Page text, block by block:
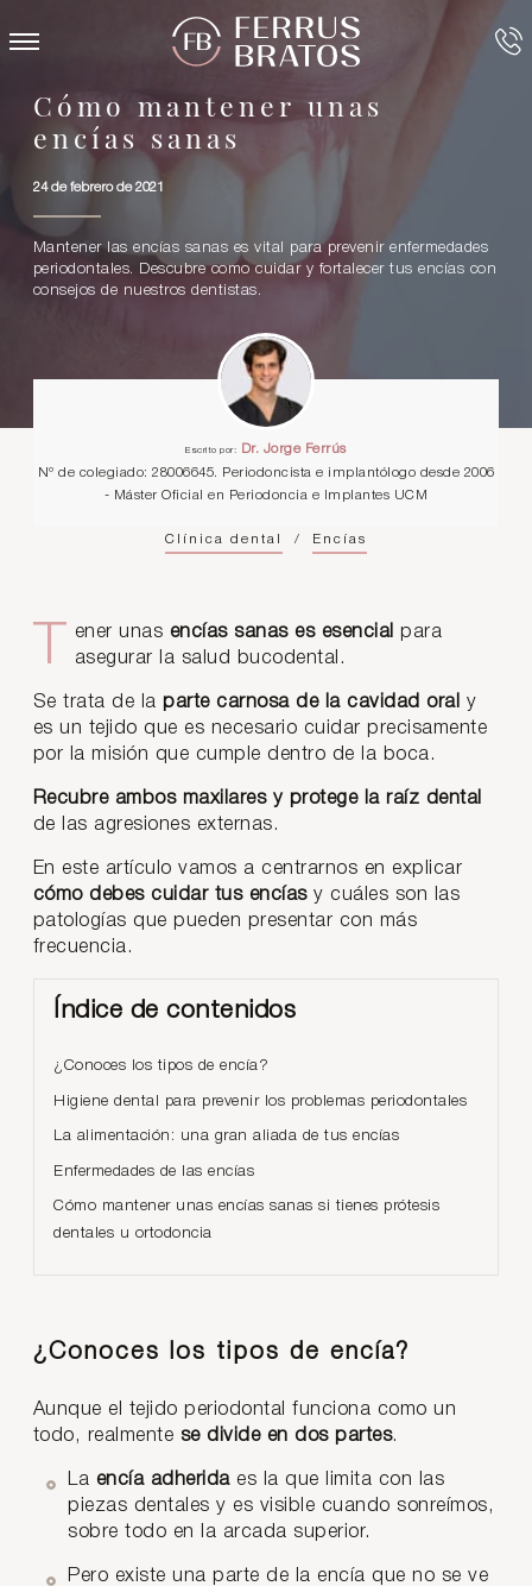
Cómo mantener unas
encías sanas
24 de febrero de 2021
Mantener las encías sanas es vital para prevenir enfermedades
periodontales. Descubre como cuidar y fortalecer tus encías con
consejos de nuestros dentistas.
Escrito por:
Dr. Jorge Ferrús
Nº de colegiado: 28006645. Periodoncista e implantólogo desde 2006
- Máster Oficial en Periodoncia e Implantes UCM
Clínica dental / Encías
Tener unas encías sanas es esencialpara
asegurar la salud bucodental.
Se trata de la parte carnosa de la cavidad oral y
es un tejido que es necesario cuidar precisamente
por la misión que cumple dentro de la boca.
Recubre ambos maxilares y protege la raíz dental
de las agresiones externas.
En este artículo vamos a centrarnos en explicar
cómo debes cuidar tus encíasy cuáles son las
patologías que pueden presentar con más
frecuencia.
Índice de contenidos
¿Conoces los tipos de encía?
Higiene dental para prevenir los problemas periodontales
La alimentación: una gran aliada de tus encías
Enfermedades de las encías
Cómo mantener unas encías sanas si tienes prótesis
dentales u ortodoncia
¿Conoces los tipos de encía?
Aunque el tejido periodontal funciona como un
todo, realmente se divide en dos partes.
La encía adheridaes la que limita con las
piezas dentales y es visible cuando sonreímos,
sobre todo en la arcada superior.
Pero existe una parte de la encía que no se ve